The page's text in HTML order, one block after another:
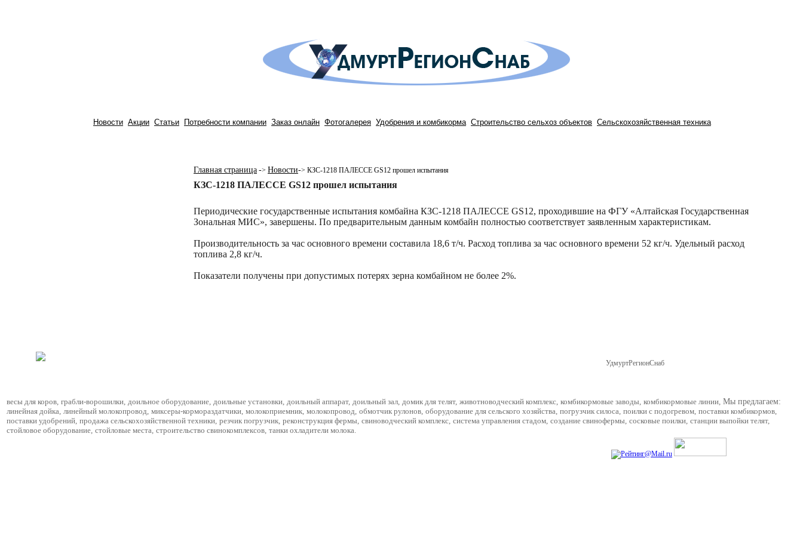
Новости Акции Статьи Потребности компании Заказ онлайн Фотогалерея Удобрения и комбикорма Строительство сельхоз объектов Сельскохозяйственная техника
Главная страница -> Новости-> КЗС-1218 ПАЛЕССЕ GS12 прошел испытания
КЗС-1218 ПАЛЕССЕ GS12 прошел испытания
Периодические государственные испытания комбайна КЗС-1218 ПАЛЕССЕ GS12, проходившие на ФГУ «Алтайская Государственная
Зональная МИС», завершены. По предварительным данным комбайн полностью соответствует заявленным характеристикам.
Производительность за час основного времени составила 18,6 т/ч. Расход топлива за час основного времени 52 кг/ч. Удельный расход
топлива 2,8 кг/ч.
Показатели получены при допустимых потерях зерна комбайном не более 2%.
Мы предлагаем:
весы для коров, грабли-ворошилки, доильное оборудование, доильные установки, доильный аппарат, доильный зал, домик для телят, животноводческий комплекс, комбикормовые заводы, комбикормовые линии,
линейная дойка, линейный молокопровод, миксеры-кормораздатчики, молокоприемник, молокопровод, обмотчик рулонов, оборудование для сельского хозяйства, погрузчик силоса, поилки с подогревом, поставки комбикормов,
поставки удобрений, продажа сельскохозяйственной техники, резчик погрузчик, реконструкция фермы, свиноводческий комплекс, система управления стадом, создание свинофермы, сосковые поилки, станции выпойки телят,
стойловое оборудование, стойловые места, строительство свинокомплексов, танки охладители молока.
УдмуртРегионСнаб